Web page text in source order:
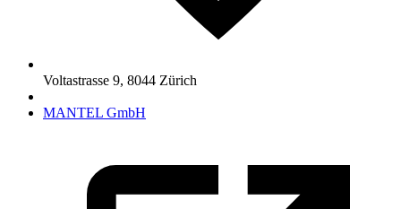
Voltastrasse 9, 8044 Zürich
MANTEL GmbH